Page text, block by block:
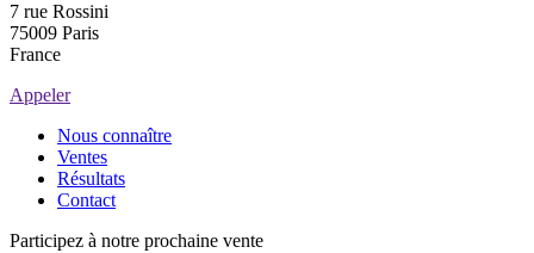
7 rue Rossini
75009 Paris
France
Appeler
Nous connaître
Ventes
Résultats
Contact
Participez à notre prochaine vente